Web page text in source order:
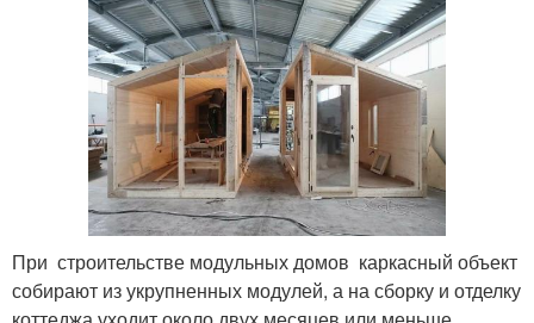
При строительстве модульных домов каркасный объект
собирают из укрупненных модулей, а на сборку и отделку